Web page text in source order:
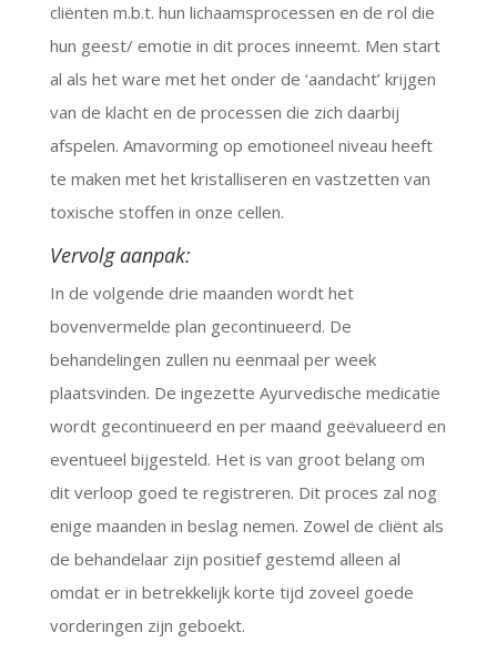
cliënten m.b.t. hun lichaamsprocessen en de rol die
hun geest/ emotie in dit proces inneemt. Men start
al als het ware met het onder de ‘aandacht’ krijgen
van de klacht en de processen die zich daarbij
afspelen. Amavorming op emotioneel niveau heeft
te maken met het kristalliseren en vastzetten van
toxische stoffen in onze cellen.
Vervolg aanpak:
In de volgende drie maanden wordt het
bovenvermelde plan gecontinueerd. De
behandelingen zullen nu eenmaal per week
plaatsvinden. De ingezette Ayurvedische medicatie
wordt gecontinueerd en per maand geëvalueerd en
eventueel bijgesteld. Het is van groot belang om
dit verloop goed te registreren. Dit proces zal nog
enige maanden in beslag nemen. Zowel de cliënt als
de behandelaar zijn positief gestemd alleen al
omdat er in betrekkelijk korte tijd zoveel goede
vorderingen zijn geboekt.